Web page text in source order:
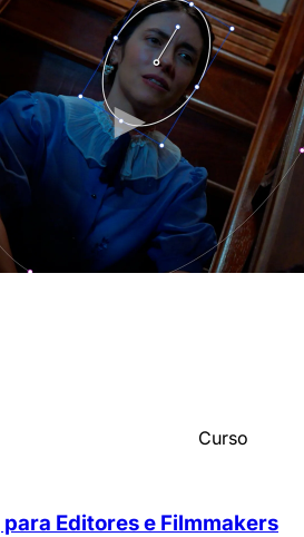
Curso
Editores e Filmmakers